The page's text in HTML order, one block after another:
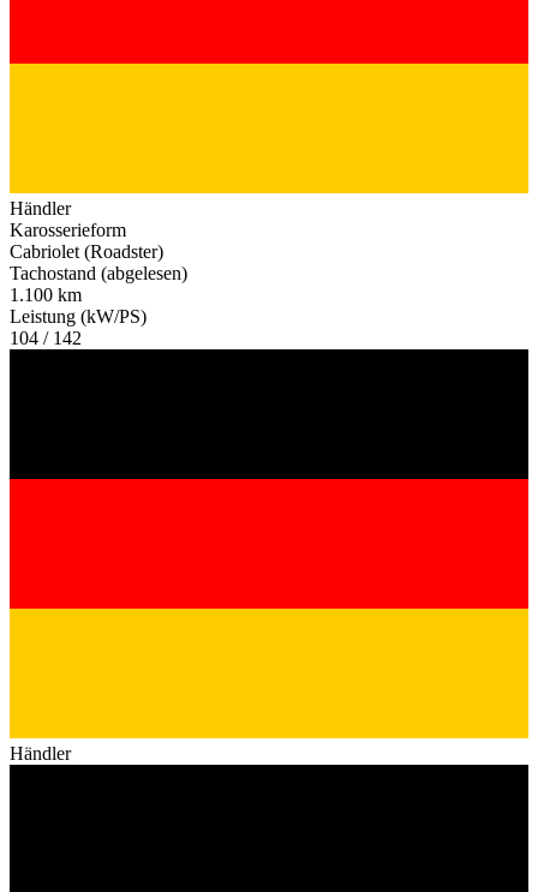
Händler
Karosserieform
Cabriolet (Roadster)
Tachostand (abgelesen)
1.100 km
Leistung (kW/PS)
104 / 142
Händler